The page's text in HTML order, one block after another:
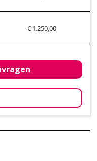
€ 1.250,00